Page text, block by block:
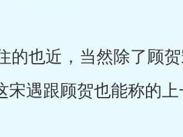
也近，当然除了顾
遇跟顾贺也能称的上